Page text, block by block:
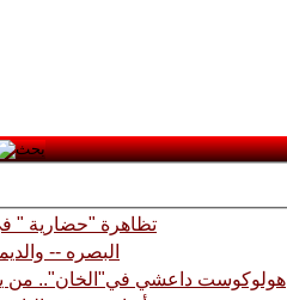
تظاهرة "حضارية "
البصره --
هولوكوست داعشي في"الخان".. من